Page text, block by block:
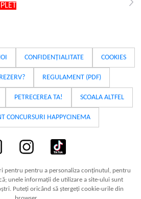
CONFIDENȚIALITATE COOKIES
REGULAMENT (PDF)
PETRECEREA TA! SCOALA ALTFEL
CONCURSURI HAPPYCINEMA
pentru pentru a personaliza conținutul, pentru
unele informații de utilizare a site-ului sunt
Puteți oricând să ștergeți cookie-urile din